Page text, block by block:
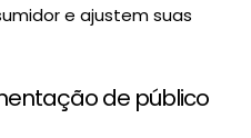
e ajustem suas
de público